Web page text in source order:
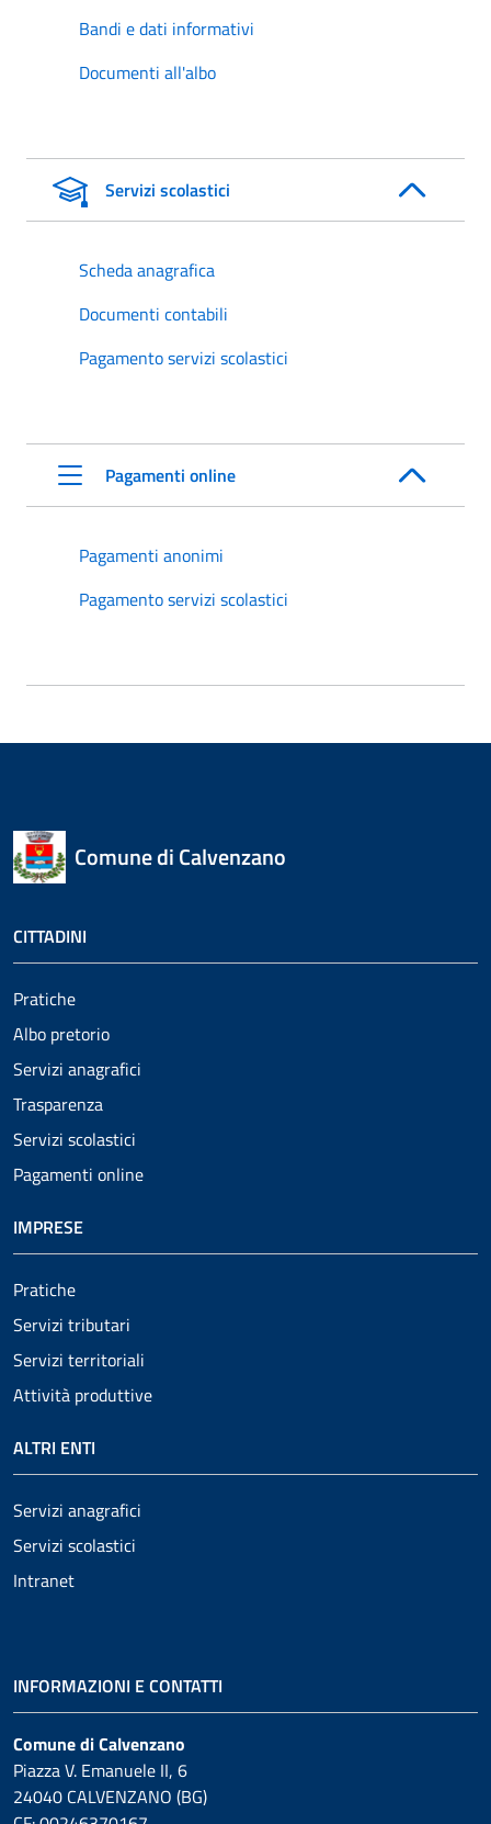
Bandi e dati informativi
Documenti all'albo
Servizi scolastici
Scheda anagrafica
Documenti contabili
Pagamento servizi scolastici
Pagamenti online
Pagamenti anonimi
Pagamento servizi scolastici
Comune di Calvenzano
CITTADINI
Pratiche
Albo pretorio
Servizi anagrafici
Trasparenza
Servizi scolastici
Pagamenti online
IMPRESE
Pratiche
Servizi tributari
Servizi territoriali
Attività produttive
ALTRI ENTI
Servizi anagrafici
Servizi scolastici
Intranet
INFORMAZIONI E CONTATTI
Comune di Calvenzano
Piazza V. Emanuele II, 6
24040 CALVENZANO (BG)